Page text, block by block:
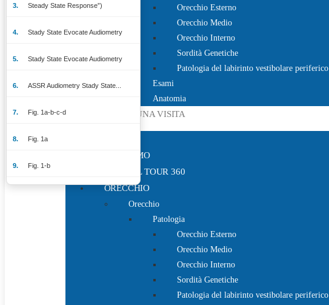
Orecchio Esterno
Orecchio Medio
Orecchio Interno
Sordità Genetiche
Patologia del labirinto vestibolare periferico
Esami
Anatomia
PRENOTA UNA VISITA
CHI SIAMO
VIRTUAL TOUR 360
ORECCHIO
Orecchio
Patologia
Orecchio Esterno
Orecchio Medio
Orecchio Interno
Sordità Genetiche
Patologia del labirinto vestibolare periferico
Steady State Response”)
Stady State Evocate Audiometry
Stady State Evocate Audiometry
ASSR Audiometry Stady State...
Fig. 1a-b-c-d
Fig. 1a
Fig. 1-b